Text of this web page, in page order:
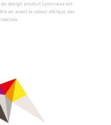
design produit Lyonnaise est
en avant la valeur éthique des